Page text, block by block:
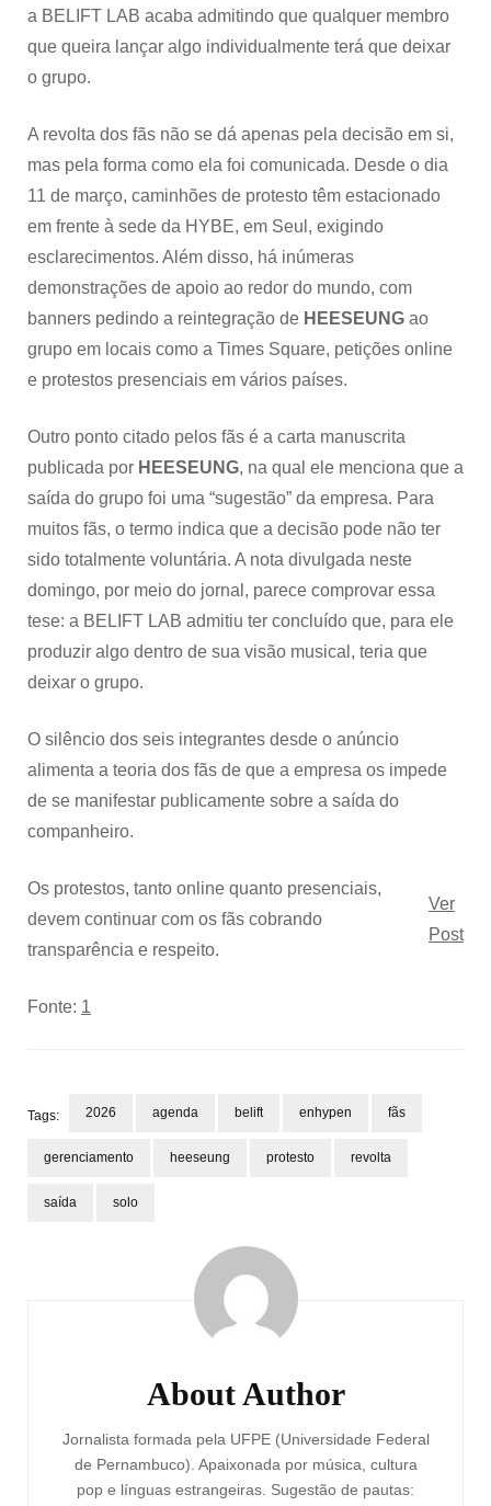
a BELIFT LAB acaba admitindo que qualquer membro
que queira lançar algo individualmente terá que deixar
o grupo.
A revolta dos fãs não se dá apenas pela decisão em si,
mas pela forma como ela foi comunicada. Desde o dia
11 de março, caminhões de protesto têm estacionado
em frente à sede da HYBE, em Seul, exigindo
esclarecimentos. Além disso, há inúmeras
demonstrações de apoio ao redor do mundo, com
banners pedindo a reintegração de HEESEUNG ao
grupo em locais como a Times Square, petições online
e protestos presenciais em vários países.
Outro ponto citado pelos fãs é a carta manuscrita
publicada por HEESEUNG, na qual ele menciona que a
saída do grupo foi uma “sugestão” da empresa. Para
muitos fãs, o termo indica que a decisão pode não ter
sido totalmente voluntária. A nota divulgada neste
domingo, por meio do jornal, parece comprovar essa
tese: a BELIFT LAB admitiu ter concluído que, para ele
produzir algo dentro de sua visão musical, teria que
deixar o grupo.
O silêncio dos seis integrantes desde o anúncio
alimenta a teoria dos fãs de que a empresa os impede
de se manifestar publicamente sobre a saída do
companheiro.
Os protestos, tanto online quanto presenciais,
devem continuar com os fãs cobrando
transparência e respeito.
Ver
Post
Fonte: 1
Tags: 2026 agenda belift enhypen fãs
gerenciamento heeseung protesto revolta
saída solo
About Author
Jornalista formada pela UFPE (Universidade Federal
de Pernambuco). Apaixonada por música, cultura
pop e línguas estrangeiras. Sugestão de pautas: